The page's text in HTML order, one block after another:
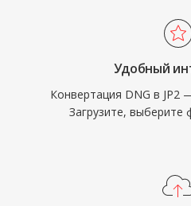
Удобный
Конвертация DNG в JP2
Загрузите, выберите